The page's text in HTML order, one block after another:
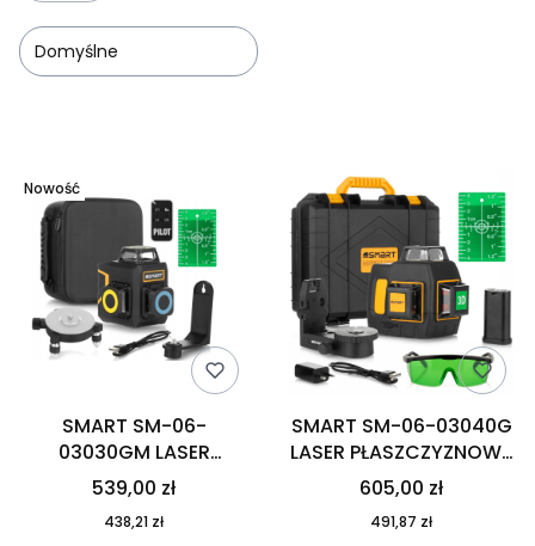
Domyślne
Nowość
SMART SM-06-
03030GM LASER
PŁASZCZYZNOWY
30m 360stopni PILOT
539,00 zł
438,21 zł
SMART SM-06-03040G
LASER PŁASZCZYZNOWY
3×360° 40XL, ZIELONY,
40 m,
605,00 zł
491,87 zł